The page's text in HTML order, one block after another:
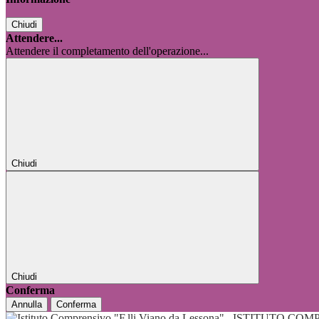
Chiudi
Attendere...
Attendere il completamento dell'operazione...
Chiudi
Chiudi
Conferma
Annulla Conferma